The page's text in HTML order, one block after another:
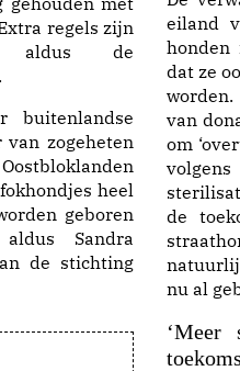
regels zijn
aldus de
buitenlandse
zogeheten
heel
geboren
Sandra
de stichting
eiland
honden
dat ze
van
om
de
nu al
‘Meer